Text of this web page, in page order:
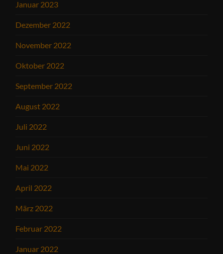
Januar 2023
Dezember 2022
November 2022
Oktober 2022
September 2022
August 2022
Juli 2022
Juni 2022
Mai 2022
April 2022
März 2022
Februar 2022
Januar 2022